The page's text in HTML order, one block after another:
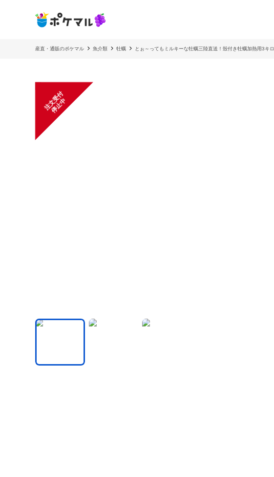
産直・通販のポケマル 魚介類 牡蠣 とぉ～ってもミルキーな牡蠣三陸直送！殼付き牡蠣加熱用3キロ
注
文
受
付
停
止
中